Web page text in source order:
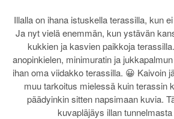
Illalla on ihana istuskella terassilla, kun
Ja nyt vielä enemmän, kun ystävän
kukkien ja kasvien paikkoja
anopinkielen, minimuratin ja
ihan oma viidakko terassilla. 😀 Kaivoin
muu tarkoitus mielessä kuin terassin
päädyinkin sitten napsimaan kuvia.
kuvapläjäys illan